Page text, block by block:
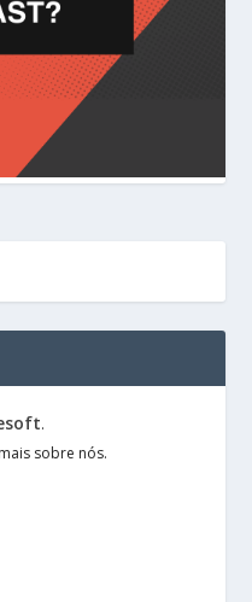
.
sobre nós.